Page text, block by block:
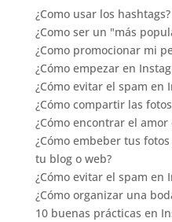
¿Como usar los hashtags?
¿Como ser un "más
¿Como promocionar mi
¿Cómo empezar en
¿Cómo evitar el spam en
¿Cómo compartir las
¿Cómo encontrar el
¿Cómo embeber tus
tu blog o web?
¿Cómo evitar el spam en
¿Cómo organizar una
10 buenas prácticas en